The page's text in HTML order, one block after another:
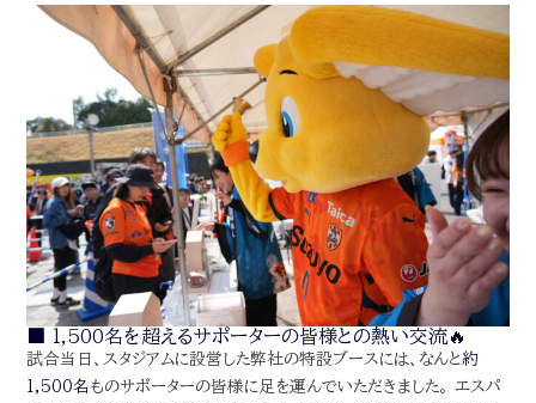
■ 1,500名を超えるサポーターの皆様との熱い交流🔥
試合当日、スタジアムに設営した弊社の特設ブースには、なんと約
1,500名ものサポーターの皆様に足を運んでいただきました。 エスパ